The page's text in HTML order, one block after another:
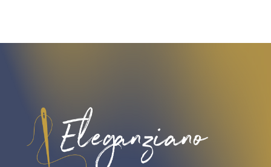
multiple
may
be
chosen
multiple